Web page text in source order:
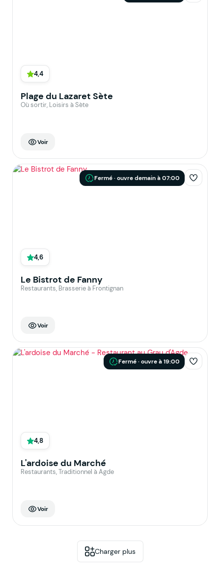
4,4
Plage du Lazaret Sète
Où sortir, Loisirs à Sète
Voir
Fermé · ouvre demain à 07:00
4,6
Le Bistrot de Fanny
Restaurants, Brasserie à Frontignan
Voir
Fermé · ouvre à 19:00
4,8
L'ardoise du Marché
Restaurants, Traditionnel à Agde
Voir
Charger plus